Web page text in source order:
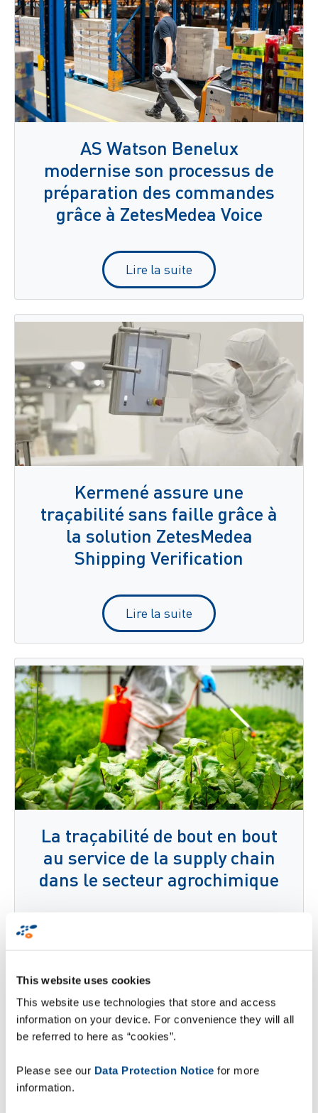
This website uses cookies
This website use technologies that store and access
information on your device. For convenience they will all
be referred to here as “cookies”.
Please see our Data Protection Notice for more
information.
AS Watson Benelux
modernise son processus de
préparation des commandes
grâce à ZetesMedea Voice
Lire la suite
Kermené assure une
traçabilité sans faille grâce à
la solution ZetesMedea
Shipping Verification
Lire la suite
La traçabilité de bout en bout
au service de la supply chain
dans le secteur agrochimique